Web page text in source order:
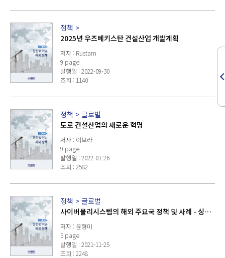
정책 >
2025년 우즈베키스탄 건설산업 개발계획
저자 : Rustam
9 page
발행일 : 2022-09-30
조회 : 1140
정책 > 글로벌
도로 건설산업의 새로운 혁명
저자 : 이보라
9 page
발행일 : 2022-01-26
조회 : 2582
정책 > 글로벌
사이버물리시스템의 해외 주요국 정책 및 사례 - 싱가
포르, 미국, 영국 -
저자 : 윤형미
5 page
발행일 : 2021-11-25
조회 : 2248